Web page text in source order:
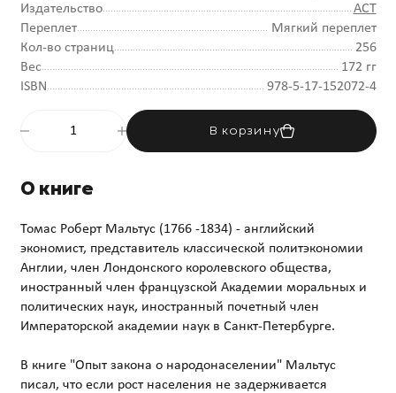
Издательство
АСТ
Переплет
Мягкий переплет
Кол-во страниц
256
Вес
172 гг
ISBN
978-5-17-152072-4
В корзину
О книге
Томас Роберт Мальтус (1766 -1834) - английский
экономист, представитель классической политэкономии
Англии, член Лондонского королевского общества,
иностранный член французской Академии моральных и
политических наук, иностранный почетный член
Императорской академии наук в Санкт-Петербурге.
В книге "Опыт закона о народонаселении" Мальтус
писал, что если рост населения не задерживается